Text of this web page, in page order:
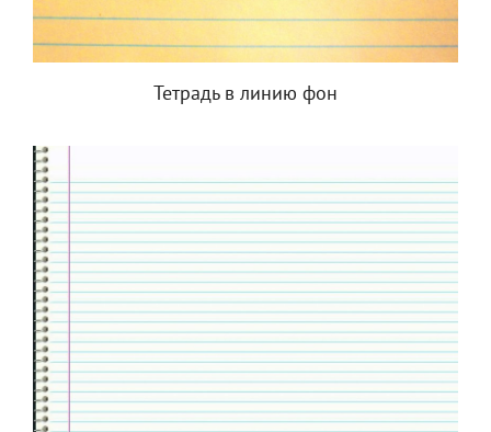
Тетрадь в линию фон